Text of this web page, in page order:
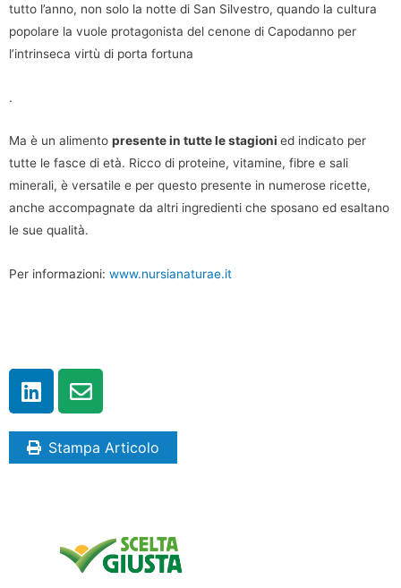
tutto l’anno, non solo la notte di San Silvestro, quando la cultura
popolare la vuole protagonista del cenone di Capodanno per
l’intrinseca virtù di porta fortuna
.
Ma è un alimento presente in tutte le stagioni ed indicato per
tutte le fasce di età. Ricco di proteine, vitamine, fibre e sali
minerali, è versatile e per questo presente in numerose ricette,
anche accompagnate da altri ingredienti che sposano ed esaltano
le sue qualità.
Per informazioni: www.nursianaturae.it
Stampa Articolo